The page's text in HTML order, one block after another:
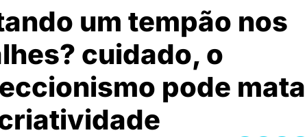
um tempão nos
cuidado, o
pode